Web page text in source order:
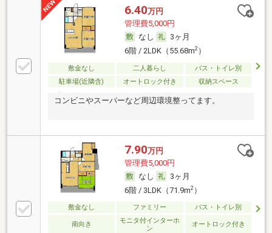
6.40万円
管理費5,000円
なし
3ヶ月
6階 / 2LDK（55.68m2）
敷金なし 二人暮らし
バス・トイレ別
駐車場(近隣含)
オートロック付き 収納スペース
コンビニやスーパーなど周辺環境整ってます。
7.90万円
管理費5,000円
なし
3ヶ月
6階 / 3LDK（71.9m2）
敷金なし ファミリー バス・トイレ別
南向き
モニタ付インターホ
ン
オートロック付き